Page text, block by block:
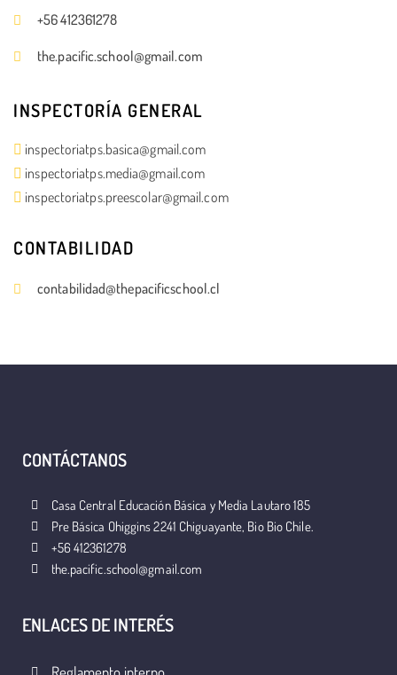
+56 412361278
the.pacific.school@gmail.com
INSPECTORÍA GENERAL
inspectoriatps.basica@gmail.com
inspectoriatps.media@gmail.com
inspectoriatps.preescolar@gmail.com
CONTABILIDAD
contabilidad@thepacificschool.cl
CONTÁCTANOS
Casa Central Educación Básica y Media Lautaro 185
Pre Básica Ohiggins 2241 Chiguayante, Bio Bio Chile.
+56 412361278
the.pacific.school@gmail.com
ENLACES DE INTERÉS